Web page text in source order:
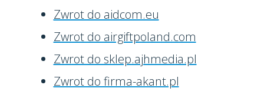
Zwrot do aidcom.eu
Zwrot do airgiftpoland.com
Zwrot do sklep.ajhmedia.pl
Zwrot do firma-akant.pl